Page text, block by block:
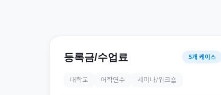
등록금/수업료 5개 케이스
대학교 어학연수 세미나/워크숍